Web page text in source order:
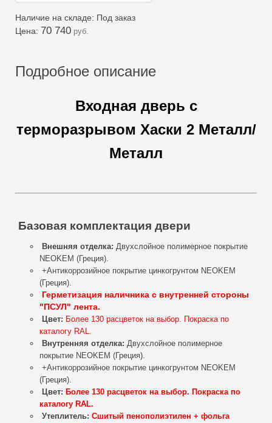
Наличие на складе: Под заказ
Цена: 70 740 руб.
Подробное описание
Входная дверь с
терморазрывом Хаски 2 Металл/
Металл
Базовая комплектация двери
Внешняя отделка: Двухслойное полимерное покрытие
NEOKEM (Греция).
+Антикоррозийное покрытие цинкогрунтом NEOKEM
(Греция).
Герметизация наличника с внутренней стороны
"ПСУЛ" лента.
Цвет: Более 130 расцветок на выбор. Покраска по
каталогу RAL.
Внутренняя отделка: Двухслойное полимерное
покрытие NEOKEM (Греция).
+Антикоррозийное покрытие цинкогрунтом NEOKEM
(Греция).
Цвет: Более 130 расцветок на выбор. Покраска по
каталогу RAL.
Утеплитель: Сшитый пенополиэтилен + фольга